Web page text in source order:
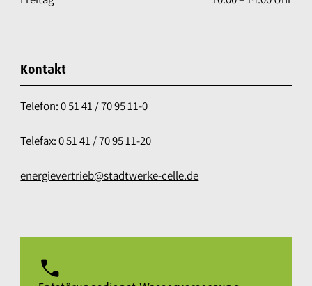
Kontakt
Telefon:0 51 41 / 70 95 11-0
Telefax: 0 51 41 / 70 95 11-20
energievertrieb@stadtwerke-celle.de
phone